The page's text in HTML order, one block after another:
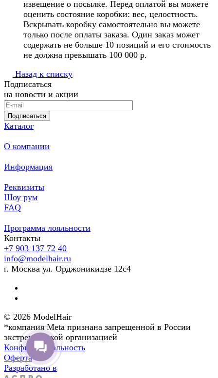
извещение о посылке. Перед оплатой вы можете
оценить состояние коробки: вес, целостность.
Вскрывать коробку самостоятельно вы можете
только после оплаты заказа. Один заказ может
содержать не больше 10 позиций и его стоимость
не должна превышать 100 000 р.
Назад к списку
Подписаться
на новости и акции
Подписаться
Каталог
О компании
Информация
Реквизиты
Шоу рум
FAQ
Программа лояльности
Контакты
+7 903 137 72 40
info@modelhair.ru
г. Москва ул. Орджоникидзе 12с4
© 2026 ModelHair
*компания Meta признана запрещенной в России
экстремистской организацией
Конфиденциальность
Оферта
Разработано в